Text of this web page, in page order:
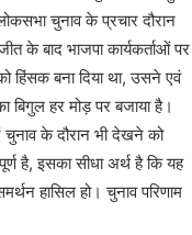
चुनाव के प्रचार दौरान
के बाद भाजपा कार्यकर्ताओं पर
हिंसक बना दिया था, उसने एवं
बिगुल हर मोड़ पर बजाया है।
चुनाव के दौरान भी देखने को
है, इसका सीधा अर्थ है कि यह
हासिल हो। चुनाव परिणाम